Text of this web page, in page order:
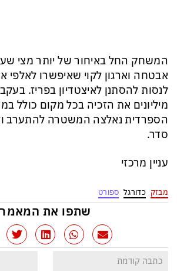
המשחק החל באיחור של יותר מצי
אבטחה וארגון לקוי שאיפשרו לאלפי
לנסות להסתנן לאיצטדיון בפריז.
מיליונים את הזכיה בכל מקום כולל
הספרדית נאלצה המשטרה להתערב
סדר.
עניין מרכזי
מבזק כדורגל ספורט
שתפו את המאמר
כתבה קודמת